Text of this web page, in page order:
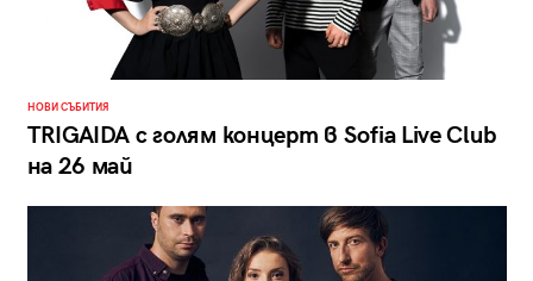
НОВИ СЪБИТИЯ
TRIGAIDA с голям концерт в Sofia Live Club
на 26 май